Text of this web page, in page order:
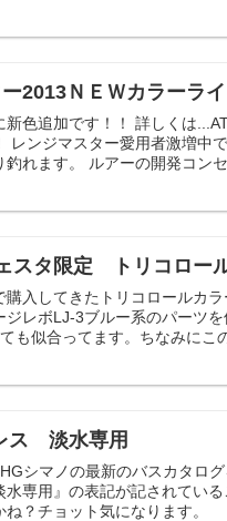
2013ＮＥＷカラーラ
新色追加です！！ 詳しくは
レンジマスター愛用者激増中
釣れます。 ルアーの開発コン
スタ限定 トリコロー
購入してきたトリコロールカ
ジレボLJ-3ブルー系のパーツ
も似合ってます。ちなみにこ
ス 淡水専用
シマノの最新のバスカタロ
水専用』の表記が記されてい
？チョット気になります。